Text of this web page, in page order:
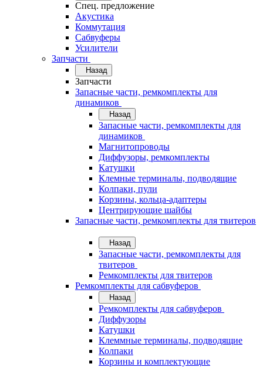
Спец. предложение
Акустика
Коммутация
Сабвуферы
Усилители
Запчасти
Назад
Запчасти
Запасные части, ремкомплекты для
динамиков
Назад
Запасные части, ремкомплекты для
динамиков
Магнитопроводы
Диффузоры, ремкомплекты
Катушки
Клемные терминалы, подводящие
Колпаки, пули
Корзины, кольца-адаптеры
Центрирующие шайбы
Запасные части, ремкомплекты для твитеров
Назад
Запасные части, ремкомплекты для
твитеров
Ремкомплекты для твитеров
Ремкомплекты для сабвуферов
Назад
Ремкомплекты для сабвуферов
Диффузоры
Катушки
Клеммные терминалы, подводящие
Колпаки
Корзины и комплектующие